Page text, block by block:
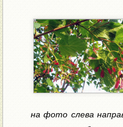
на фото слева